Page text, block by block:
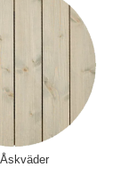
och få
kr)